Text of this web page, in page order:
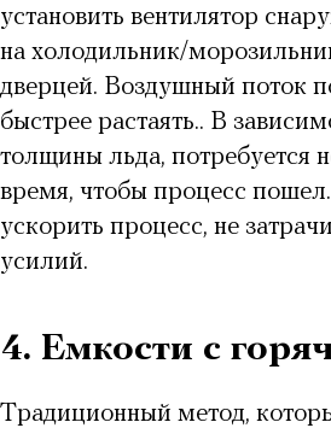
установить вентилятор
на холодильник/
дверцей. Воздушный поток
быстрее растаять.. В
толщины льда, потребуется
время, чтобы процесс
ускорить процесс, не
усилий.
4. Емкости с
Традиционный метод,